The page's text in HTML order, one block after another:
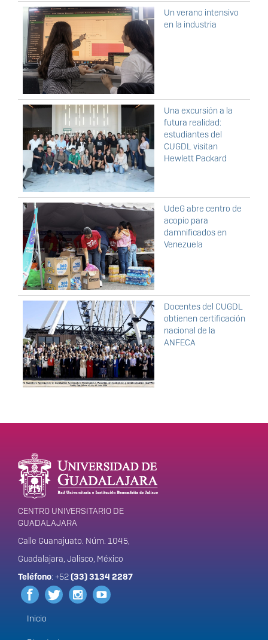
Un verano intensivo
en la industria
Una excursión a la
futura realidad:
estudiantes del
CUGDL visitan
Hewlett Packard
UdeG abre centro de
acopio para
damnificados en
Venezuela
Docentes del CUGDL
obtienen certificación
nacional de la
ANFECA
Enlaces de interés
Información del
portal
CENTRO UNIVERSITARIO DE
GUADALAJARA
Calle Guanajuato. Núm. 1045,
Guadalajara, Jalisco, México
Teléfono: +52(33) 3134 2287
Menú
Inicio